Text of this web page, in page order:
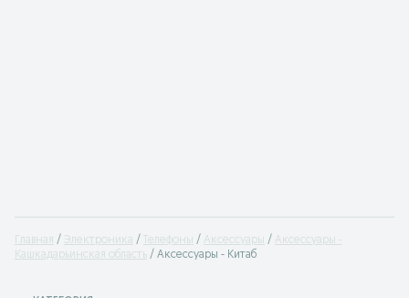
Главная Электроника Телефоны Аксессуары
Аксессуары -
Кашкадарьинская область
Аксессуары - Китаб